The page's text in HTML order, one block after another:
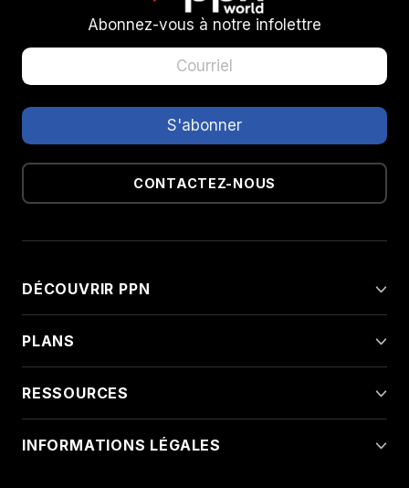
Abonnez-vous à notre infolettre
CONTACTEZ-NOUS
DÉCOUVRIR PPN
PLANS
RESSOURCES
INFORMATIONS LÉGALES